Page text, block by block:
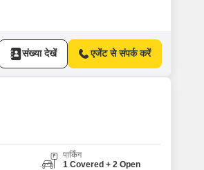
संख्या देखें एजेंट से संपर्क करें
पार्किंग
1 Covered + 2 Open